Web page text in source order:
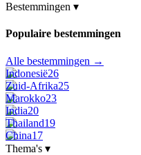
Bestemmingen ▾
Populaire bestemmingen
Alle bestemmingen →
Indonesië26
Zuid-Afrika25
Marokko23
India20
Thailand19
China17
Thema's ▾